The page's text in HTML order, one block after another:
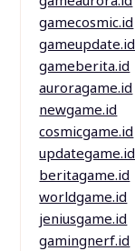
gamecosmic.id
gameupdate.id
gameberita.id
auroragame.id
newgame.id
cosmicgame.id
updategame.id
beritagame.id
worldgame.id
jeniusgame.id
gamingnerf.id